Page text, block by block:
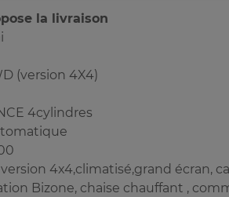
la livraison
(version 4X4)
4cylindres
version 4x4,climatisé,grand écran,
Bizone, chaise chauffant ,